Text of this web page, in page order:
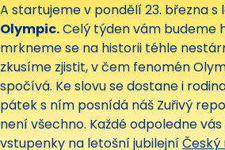
A startujeme v pondělí 23. března s
Olympic.Celý týden vám budeme
mrkneme se na historii téhle
zkusíme zjistit, v čem fenomén
spočívá. Ke slovu se dostane i
pátek s ním posnídá náš Zuřivý
není všechno. Každé odpoledne
vstupenky na letošní jubilejníČeský